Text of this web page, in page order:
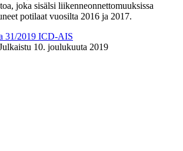
joka sisälsi liikenneonnettomuuksissa
potilaat vuosilta 2016 ja 2017.
31/2019 ICD-AIS
10. joulukuuta 2019